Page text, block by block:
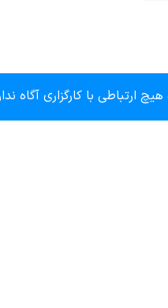
ارتباطی با کارگزاری آگاه